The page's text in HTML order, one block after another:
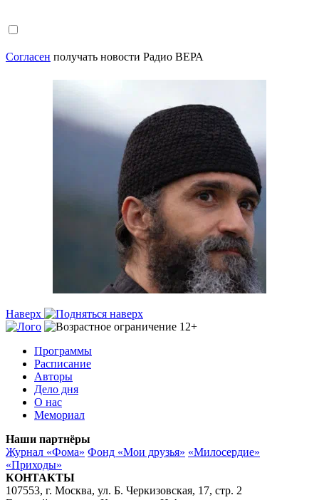
Согласен получать новости Радио ВЕРА
Наверх
Программы
Расписание
Авторы
Дело дня
О нас
Мемориал
Наши партнёры
Журнал «Фома» Фонд «Мои друзья» «Милосердие»
«Приходы»
КОНТАКТЫ
107553, г. Москва, ул. Б. Черкизовская, 17, стр. 2